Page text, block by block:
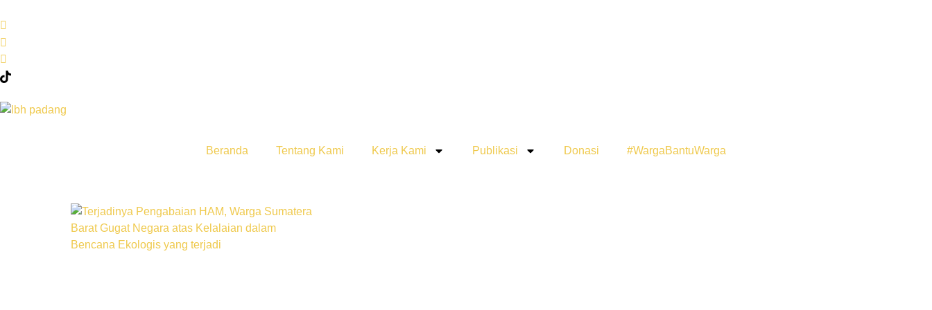
Beranda Tentang Kami Kerja Kami Publikasi Donasi #WargaBantuWarga